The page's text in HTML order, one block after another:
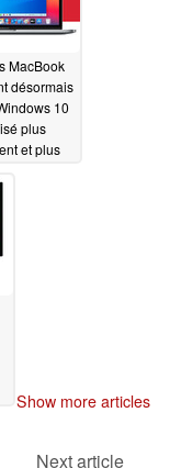
MacBook
désormais
10
plus
et plus
base de
Intel
2021
Show more articles
Next article